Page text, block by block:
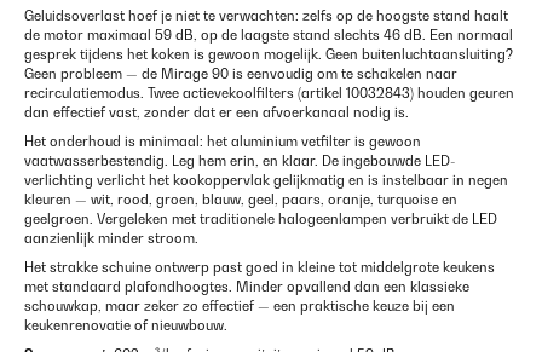
Geluidsoverlast hoef je niet te verwachten: zelfs op de hoogste stand haalt
de motor maximaal 59 dB, op de laagste stand slechts 46 dB. Een normaal
gesprek tijdens het koken is gewoon mogelijk. Geen buitenluchtaansluiting?
Geen probleem — de Mirage 90 is eenvoudig om te schakelen naar
recirculatiemodus. Twee actievekoolfilters (artikel 10032843) houden geuren
dan effectief vast, zonder dat er een afvoerkanaal nodig is.
Het onderhoud is minimaal: het aluminium vetfilter is gewoon
vaatwasserbestendig. Leg hem erin, en klaar. De ingebouwde LED-
verlichting verlicht het kookoppervlak gelijkmatig en is instelbaar in negen
kleuren — wit, rood, groen, blauw, geel, paars, oranje, turquoise en
geelgroen. Vergeleken met traditionele halogeenlampen verbruikt de LED
aanzienlijk minder stroom.
Het strakke schuine ontwerp past goed in kleine tot middelgrote keukens
met standaard plafondhoogtes. Minder opvallend dan een klassieke
schouwkap, maar zeker zo effectief — een praktische keuze bij een
keukenrenovatie of nieuwbouw.